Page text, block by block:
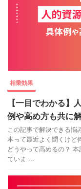
相乗効果
【一目でわかる】
例や高め方も共に
この記事で解決できる悩
本って最近よく聞くけど
どうやって高めるの？
ていま ...